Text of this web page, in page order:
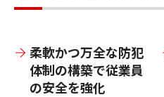
柔軟かつ万全な防犯
体制の構築で従業員
の安全を強化